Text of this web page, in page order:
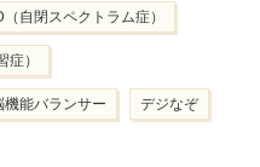
（自閉スペクトラム症）
）
機能バランサー デジなぞ